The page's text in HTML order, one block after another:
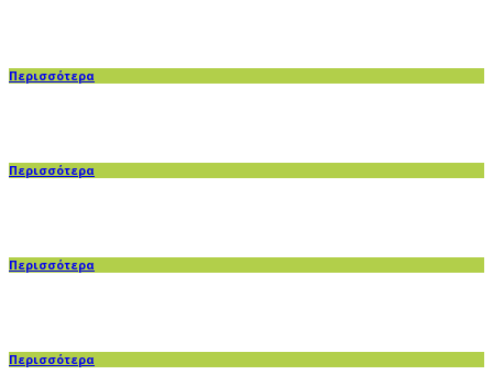
Περισσότερα
Περισσότερα
Περισσότερα
Περισσότερα